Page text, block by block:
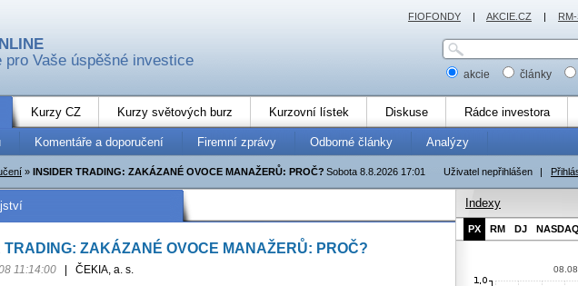
pro Vaše úspěšné investice
akcie články
Kurzy CZ Kurzy světových burz Kurzovní lístek Diskuse Rádce investora
Komentáře a doporučení Firemní zprávy Odborné články Analýzy
Uživatel nepřihlášen |
Sobota 8.8.2026 17:01
» INSIDER TRADING: ZAKÁZANÉ OVOCE MANAŽERŮ: PROČ?
TRADING: ZAKÁZANÉ OVOCE MANAŽERŮ: PROČ?
11:14:00 ČEKIA, a. s.
Indexy
PX RM DJ NASDAQ
FIOFONDY | AKCIE.CZ |